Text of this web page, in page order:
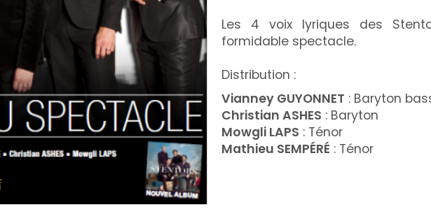
Les 4 voix lyriques des
formidable spectacle.
Distribution :
Vianney GUYONNET : Baryton
Christian ASHES : Baryton
Mowgli LAPS : Ténor
Mathieu SEMPÉRÉ : Ténor